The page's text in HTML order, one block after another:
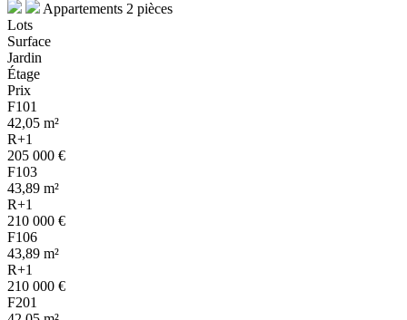
Appartements 2 pièces
Lots
Surface
Jardin
Étage
Prix
F101
42,05 m²
R+1
205 000 €
F103
43,89 m²
R+1
210 000 €
F106
43,89 m²
R+1
210 000 €
F201